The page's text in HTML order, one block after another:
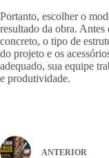
Portanto, escolher o
resultado da obra. Antes
concreto, o tipo de
do projeto e os
adequado, sua equipe
e produtividade.
ANTERIOR